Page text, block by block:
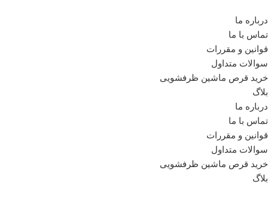
درباره ما
تماس با ما
قوانین و مقررات
سوالات متداول
خرید قرص ماشین ظرفشویی
بلاگ
درباره ما
تماس با ما
قوانین و مقررات
سوالات متداول
خرید قرص ماشین ظرفشویی
بلاگ